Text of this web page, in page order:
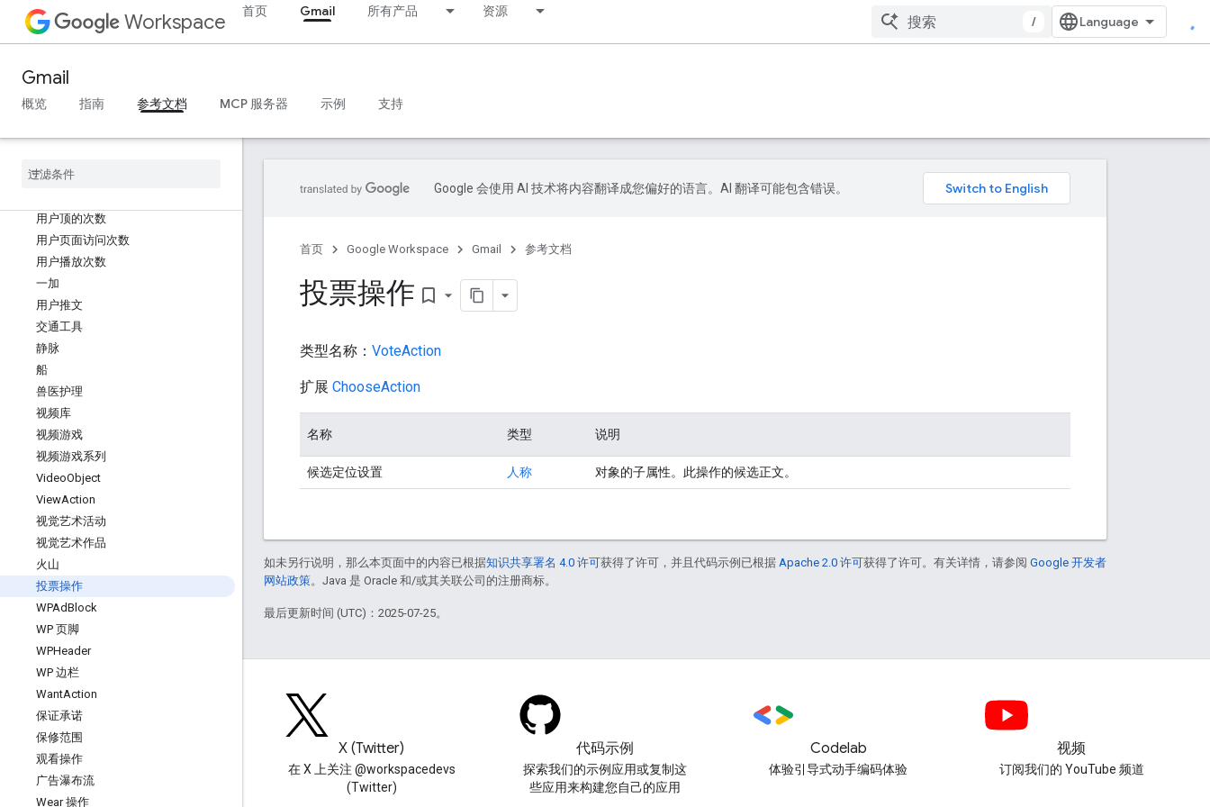
Workspace 首页 Gmail 所有产品 资源
/
Gmail
概览 指南 参考文档 MCP 服务器 示例 支持
取消注册操作
UnitPriceSpecification
更新操作
UserBlock
用户下载
用户顶的次数
用户页面访问次数
用户播放次数
一加
用户推文
交通工具
静脉
船
兽医护理
视频库
视频游戏
视频游戏系列
VideoObject
ViewAction
视觉艺术活动
视觉艺术作品
火山
投票操作
WPAdBlock
WP 页脚
WPHeader
WP 边栏
WantAction
保证承诺
保修范围
观看操作
广告瀑布流
Wear 操作
Google 会使用 AI 技术将内容翻译成您偏好的语言。AI 翻译可能包含错误。
首页 Google Workspace Gmail 参考文档
投票操作 bookmark_border
类型名称： VoteAction
扩展 ChooseAction
名称 类型 说明
候选定位设置 人称 对象的子属性。此操作的候选正文。
如未另行说明，那么本页面中的内容已根据知识共享署名 4.0 许可获得了许可，并且代码示例已根据 Apache 2.0 许可获得了许可。有关详情，请参阅 Google 开发者
网站政策。Java 是 Oracle 和/或其关联公司的注册商标。
最后更新时间 (UTC)：2025-07-25。
阅读 Google Workspace 开发
X (Twitter)
在 X 上关注 @workspacedevs
(Twitter)
代码示例
探索我们的示例应用或复制这
些应用来构建您自己的应用
Codelab
体验引导式动手编码体验
视频
订阅我们的 YouTube 频道